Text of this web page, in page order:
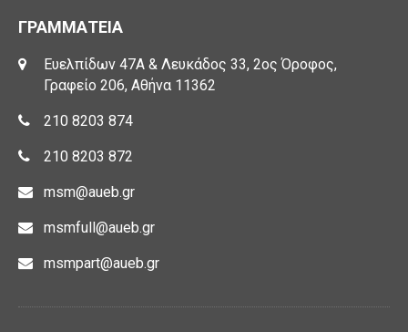
ΓΡΑΜΜΑΤΕΙΑ
Ευελπίδων 47Α & Λευκάδος 33, 2ος Όροφος,
Γραφείο 206, Αθήνα 11362
210 8203 874
210 8203 872
msm@aueb.gr
msmfull@aueb.gr
msmpart@aueb.gr